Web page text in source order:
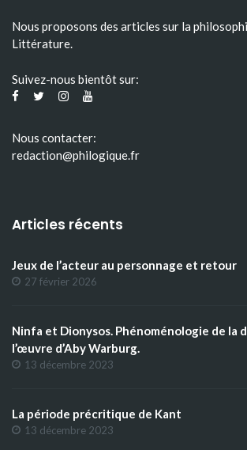
Nous proposons des articles sur la
Littérature.
Suivez-nous bientôt sur:
Nous contacter:
redaction@philogique.fr
Articles récents
Jeux de l’acteur au personnage et retour
27 février 2026
Ninfa et Dionysos. Phénoménologie de la
l’œuvre d’Aby Warburg.
13 décembre 2023
La période précritique de Kant
13 décembre 2023